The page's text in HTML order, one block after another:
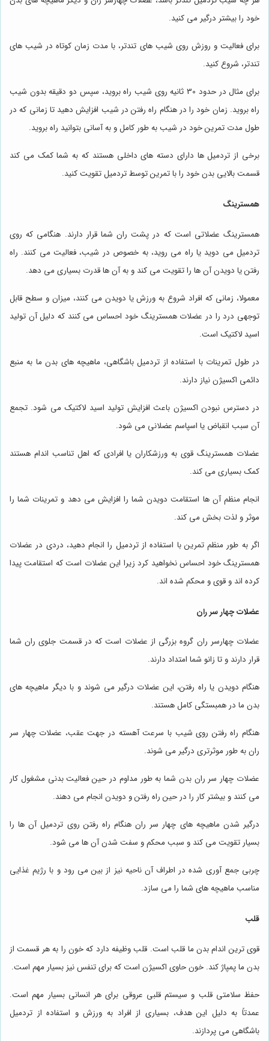
خود را بیشتر درگیر می کنید.
برای فعالیت و روزش روی شیب های تندتر، با مدت زمان کوتاه در شیب های
تندتر، شروع کنید.
برای مثال در حدود 30 ثانیه روی شیب راه بروید، سپس دو دقیقه بدون شیب
راه بروید. زمان خود را در هنگام راه رفتن در شیب افزایش دهید تا زمانی که در
طول مدت تمرین خود در شیب به طور کامل و به آسانی بتوانید راه بروید.
برخی از تردمیل ها دارای دسته های داخلی هستند که به شما کمک می کند
قسمت بالایی بدن خود را با تمرین توسط تردمیل تقویت کنید.
همسترینگ
همسترینگ عضلاتی است که در پشت ران شما قرار دارند. هنگامی که روی
تردمیل می دوید یا راه می روید، به خصوص در شیب، فعالیت می کنند. راه
رفتن یا دویدن آن ها را تقویت می کند و به آن ها قدرت بسیاری می دهد.
معمولا، زمانی که افراد شروع به ورزش یا دویدن می کنند، میزان و سطح قابل
توجهی درد را در عضلات همسترینگ خود احساس می کنند که دلیل آن تولید
اسید لاکتیک است.
در طول تمرینات با استفاده از تردمیل باشگاهی، ماهیچه های بدن ما به منبع
دائمی اکسیژن نیاز دارند.
در دسترس نبودن اکسیژن باعث افزایش تولید اسید لاکتیک می شود. تجمع
آن سبب انقباض یا اسپاسم عضلانی می شود.
عضلات همسترینگ قوی به ورزشکاران یا افرادی که اهل تناسب اندام هستند
کمک بسیاری می کند.
انجام منظم آن ها استقامت دویدن شما را افزایش می دهد و تمرینات شما را
موثر و لذت بخش می کند.
اگر به طور منظم تمرین با استفاده از تردمیل را انجام دهید، دردی در عضلات
همسترینگ خود احساس نخواهید کرد زیرا این عضلات است که استقامت پیدا
کرده اند و قوی و محکم شده اند.
عضلات چهار سر ران
عضلات چهارسر ران گروه بزرگی از عضلات است که در قسمت جلوی ران شما
قرار دارند و تا زانو شما امتداد دارند.
هنگام دویدن یا راه رفتن، این عضلات درگیر می شوند و با دیگر ماهیچه های
بدن ما در همبستگی کامل هستند.
هنگام راه رفتن روی شیب با سرعت آهسته در جهت عقب، عضلات چهار سر
ران به طور موثرتری درگیر می شوند.
عضلات چهار سر ران بدن شما به طور مداوم در حین فعالیت بدنی مشغول کار
می کنند و بیشتر کار را در حین راه رفتن و دویدن انجام می دهند.
درگیر شدن ماهیچه های چهار سر ران هنگام راه رفتن روی تردمیل آن ها را
بسیار تقویت می کند و سبب محکم و سفت شدن آن ها می شود.
چربی جمع آوری شده در اطراف آن ناحیه نیز از بین می رود و با رژیم غذایی
مناسب ماهیچه های شما را می سازد.
قلب
قوی ترین اندام بدن ما قلب است. قلب وظیفه دارد که خون را به هر قسمت از
بدن ما پمپاژ کند. خون حاوی اکسیژن است که برای تنفس نیز بسیار مهم است.
حفظ سلامتی قلب و سیستم قلبی عروقی برای هر انسانی بسیار مهم است.
عمدتاً به دلیل این هدف، بسیاری از افراد به ورزش و استفاده از تردمیل
باشگاهی می پردازند.